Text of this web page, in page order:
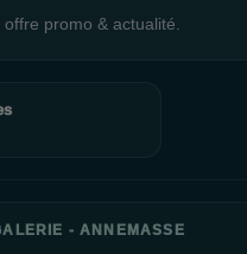
promo & actualité.
- ANNEMASSE